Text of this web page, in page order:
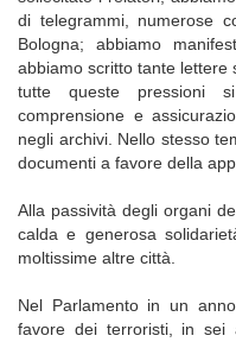
di telegrammi, numerose
Bologna; abbiamo
abbiamo scritto tante lettere
tutte queste pressioni
comprensione e
negli archivi. Nello stesso
documenti a favore della
Alla passività degli organi
calda e generosa
moltissime altre città.
Nel Parlamento in un
favore dei terroristi, in